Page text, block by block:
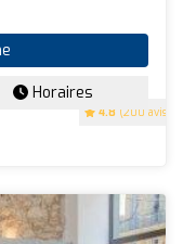
4.8 (200 avis)
Horaires